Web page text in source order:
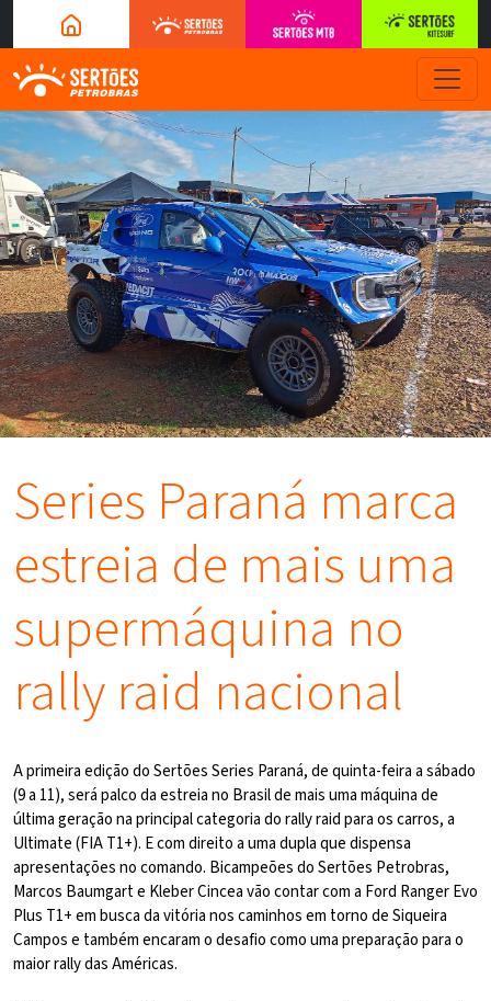
Series Paraná marca
estreia de mais uma
supermáquina no
rally raid nacional
A primeira edição do Sertões Series Paraná, de quinta-feira a sábado
(9 a 11), será palco da estreia no Brasil de mais uma máquina de
última geração na principal categoria do rally raid para os carros, a
Ultimate (FIA T1+). E com direito a uma dupla que dispensa
apresentações no comando. Bicampeões do Sertões Petrobras,
Marcos Baumgart e Kleber Cincea vão contar com a Ford Ranger Evo
Plus T1+ em busca da vitória nos caminhos em torno de Siqueira
Campos e também encaram o desafio como uma preparação para o
maior rally das Américas.